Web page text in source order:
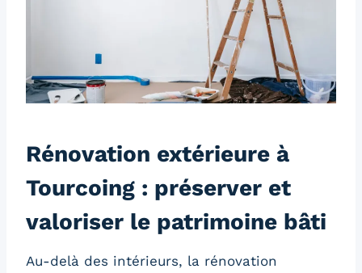
Rénovation extérieure à
Tourcoing : préserver et
valoriser le patrimoine bâti
Au-delà des intérieurs, la rénovation